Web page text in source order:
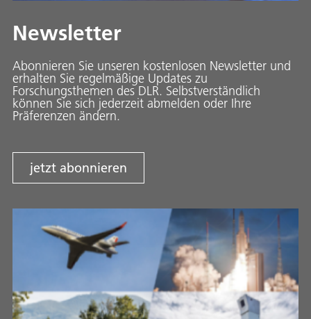
Newsletter
Abonnieren Sie unseren kostenlosen Newsletter und
erhalten Sie regelmäßige Updates zu
Forschungsthemen des DLR. Selbstverständlich
können Sie sich jederzeit abmelden oder Ihre
Präferenzen ändern.
jetzt abonnieren